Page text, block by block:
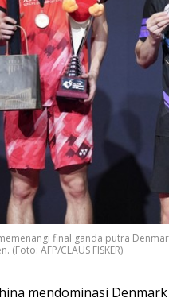
final ganda putra
AFP/CLAUS FISKER)
mendominasi